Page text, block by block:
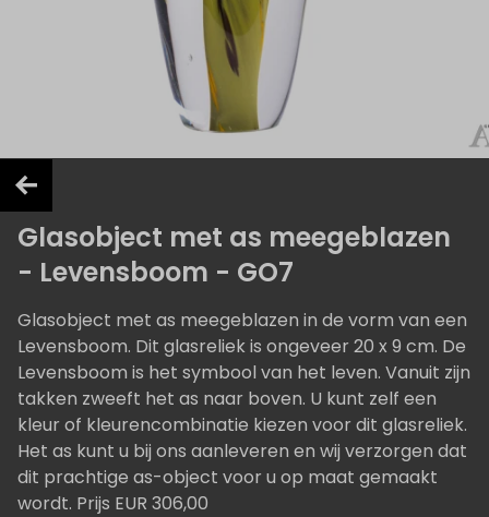
Glasobject met as meegeblazen
- Levensboom - GO7
Glasobject met as meegeblazen in de vorm van een
Levensboom. Dit glasreliek is ongeveer 20 x 9 cm. De
Levensboom is het symbool van het leven. Vanuit zijn
takken zweeft het as naar boven. U kunt zelf een
kleur of kleurencombinatie kiezen voor dit glasreliek.
Het as kunt u bij ons aanleveren en wij verzorgen dat
dit prachtige as-object voor u op maat gemaakt
wordt. Prijs EUR 306,00